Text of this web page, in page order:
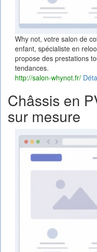
Why not, votre salon de
enfant, spécialiste en
propose des prestations
tendances.
http://salon-whynot.fr/
Châssis en
sur mesure